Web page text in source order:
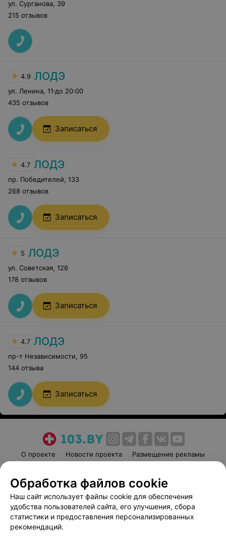
ул. Сурганова 39
215 отзывов
4.9 ЛОДЭ
ул. Ленина, 11 до 20:00
435 отзывов
Записаться
4.7 ЛОДЭ
пр. Победителей, 133
268 отзывов
Записаться
5 ЛОДЭ
ул. Советская, 126
178 отзывов
Записаться
4.7 ЛОДЭ
пр-т Независимости, 95
144 отзыва
Записаться
О проекте Новости проекта
Размещение рекламы
Пользовательское соглашение
Способы оплаты
Вакансии
Партнеры
Написать руководителю 103.by
Обработка файлов cookie
Наш сайт использует файлы cookie для обеспечения
удобства пользователей сайта, его улучшения, сбора
статистики и предоставления персонализированных
рекомендаций.